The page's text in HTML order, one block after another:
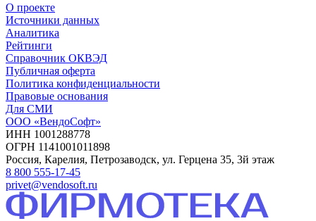
О проекте
Источники данных
Аналитика
Рейтинги
Справочник ОКВЭД
Публичная оферта
Политика конфиденциальности
Правовые основания
Для СМИ
ООО «ВендоСофт»
ИНН 1001288778
ОГРН 1141001011898
Россия, Карелия, Петрозаводск, ул. Герцена 35, 3й этаж
8 800 555-17-45
privet@vendosoft.ru